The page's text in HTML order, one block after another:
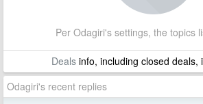
Per Odagiri's settings, the topics
Dealsinfo, including closed deals,
Odagiri's recent replies